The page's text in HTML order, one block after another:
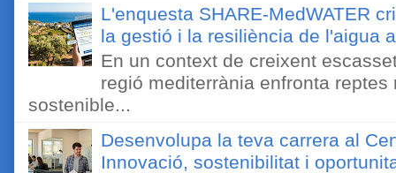
L'enquesta SHARE-MedWATER
la gestió i la resiliència de l'aigua
En un context de creixent
regió mediterrània enfronta
sostenible...
Desenvolupa la teva carrera al
Innovació, sostenibilitat i